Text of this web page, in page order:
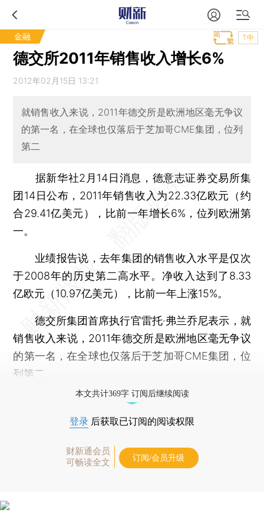
金融 T中
德交所2011年销售收入增长6%
2012年02月15日 13:21
就销售收入来说，2011年德交所是欧洲地区毫无争议
的第一名，在全球也仅落后于芝加哥CME集团，位列
第二
据新华社2月14日消息，德意志证券交易所集
团14日公布，2011年销售收入为22.33亿欧元（约
合29.41亿美元），比前一年增长6%，位列欧洲第
一。
业绩报告说，去年集团的销售收入水平是仅次
于2008年的历史第二高水平。净收入达到了8.33
亿欧元（10.97亿美元），比前一年上涨15%。
德交所集团首席执行官雷托·弗兰乔尼表示，就
销售收入来说，2011年德交所是欧洲地区毫无争议
的第一名，在全球也仅落后于芝加哥CME集团，位
列第二。
本文共计369字 订阅后继续阅读
登录 后获取已订阅的阅读权限
财新通会员
可畅读全文
订阅/会员升级